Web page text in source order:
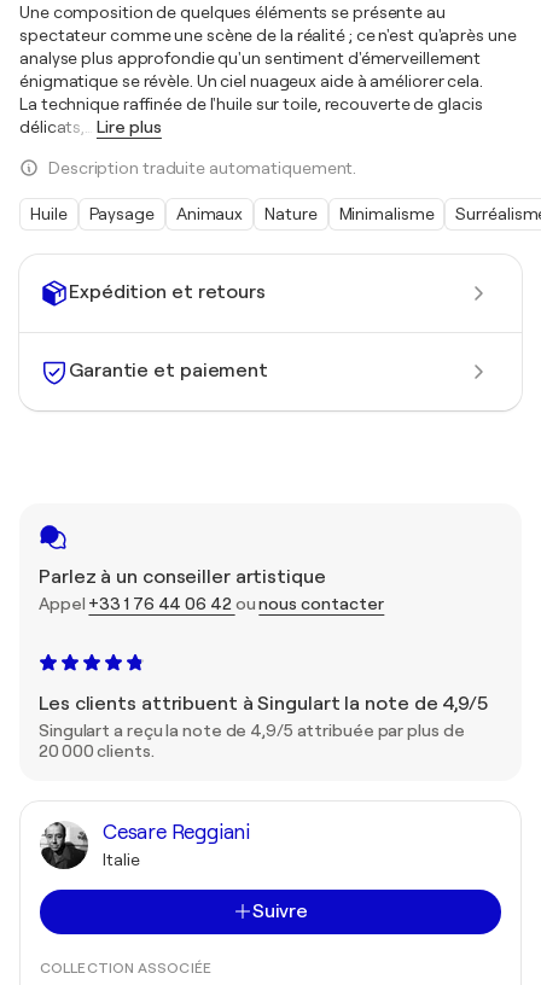
Expédition et retours
Garantie et paiement
Parlez à un conseiller artistique
Appel +33 1 76 44 06 42 ounous contacter
Les clients attribuent à Singulart la note de 4,9/5
Singulart a reçu la note de 4,9/5 attribuée par plus de
20 000 clients.
Cesare Reggiani
Italie
Suivre
COLLECTION ASSOCIÉE
Une composition de quelques éléments se présente au
spectateur comme une scène de la réalité ; ce n'est qu'après une
analyse plus approfondie qu'un sentiment d'émerveillement
énigmatique se révèle. Un ciel nuageux aide à améliorer cela.
La technique raffinée de l'huile sur toile, recouverte de glacis
délicats,
Lire plus
Description traduite automatiquement.
Huile Paysage Animaux Nature Minimalisme